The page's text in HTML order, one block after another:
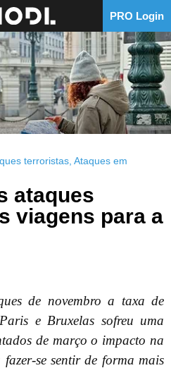
PRO Login
terroristas Ataques em
ataques
viagens para a
de novembro a taxa de
e Bruxelas sofreu uma
de março o impacto na
se sentir de forma mais